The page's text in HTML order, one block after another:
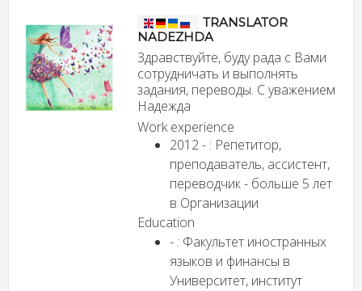
TRANSLATOR
NADEZHDA
Здравствуйте, буду рада с Вами
сотрудничать и выполнять
задания, переводы. С уважением
Надежда
Work experience
2012 - : Репетитор,
преподаватель, ассистент,
переводчик - больше 5 лет
в Организации
Education
- : Факультет иностранных
языков и финансы в
Университет, институт